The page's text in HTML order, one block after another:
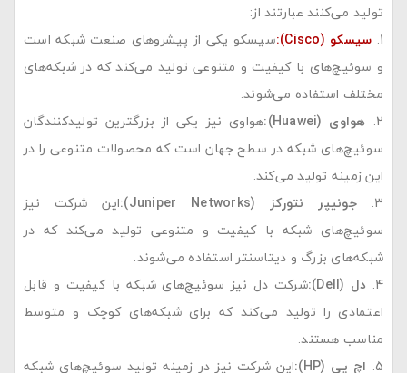
تولید می‌کنند عبارتند از:
سیسکو (Cisco):
سیسکو یکی از پیشروهای صنعت شبکه است
و سوئیچ‌های با کیفیت و متنوعی تولید می‌کند که در شبکه‌های
مختلف استفاده می‌شوند.
هواوی (Huawei):
هواوی نیز یکی از بزرگترین تولیدکنندگان
سوئیچ‌های شبکه در سطح جهان است که محصولات متنوعی را در
این زمینه تولید می‌کند.
جونیپر نتورکز (Juniper Networks):
این شرکت نیز
سوئیچ‌های شبکه با کیفیت و متنوعی تولید می‌کند که در
شبکه‌های بزرگ و دیتاسنتر استفاده می‌شوند.
دل (Dell):
شرکت دل نیز سوئیچ‌های شبکه با کیفیت و قابل
اعتمادی را تولید می‌کند که برای شبکه‌های کوچک و متوسط
مناسب هستند.
اچ پی (HP):
این شرکت نیز در زمینه تولید سوئیچ‌های شبکه